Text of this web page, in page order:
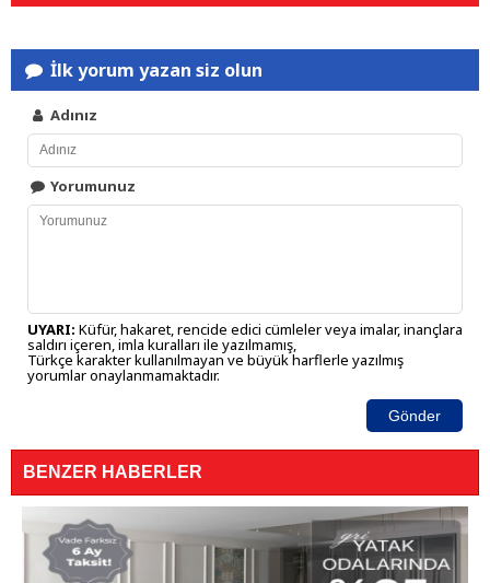
İlk yorum yazan siz olun
Adınız
Yorumunuz
UYARI: Küfür, hakaret, rencide edici cümleler veya imalar, inançlara
saldırı içeren, imla kuralları ile yazılmamış,
Türkçe karakter kullanılmayan ve büyük harflerle yazılmış
yorumlar onaylanmamaktadır.
Gönder
BENZER HABERLER